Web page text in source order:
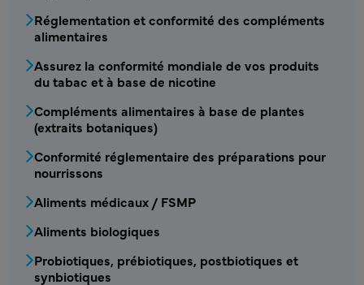
Réglementation et conformité des compléments
alimentaires
Assurez la conformité mondiale de vos produits
du tabac et à base de nicotine
Compléments alimentaires à base de plantes
(extraits botaniques)
Conformité réglementaire des préparations pour
nourrissons
Aliments médicaux / FSMP
Aliments biologiques
Probiotiques, prébiotiques, postbiotiques et
synbiotiques